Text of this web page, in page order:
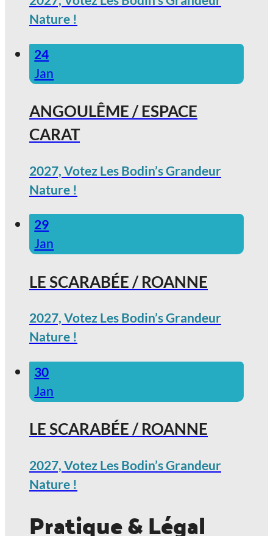
Nature !
24
Jan
ANGOULÊME / ESPACE
CARAT
2027, Votez Les Bodin’s Grandeur
Nature !
29
Jan
LE SCARABÉE / ROANNE
2027, Votez Les Bodin’s Grandeur
Nature !
30
Jan
LE SCARABÉE / ROANNE
2027, Votez Les Bodin’s Grandeur
Nature !
Pratique & Légal